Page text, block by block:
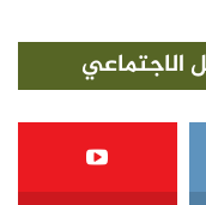
الاجتماعي